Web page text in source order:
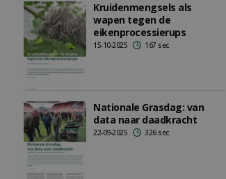
Kruidenmengsels als
wapen tegen de
eikenprocessierups
15-10-2025 167 sec
Nationale Grasdag: van
data naar daadkracht
22-09-2025 326 sec